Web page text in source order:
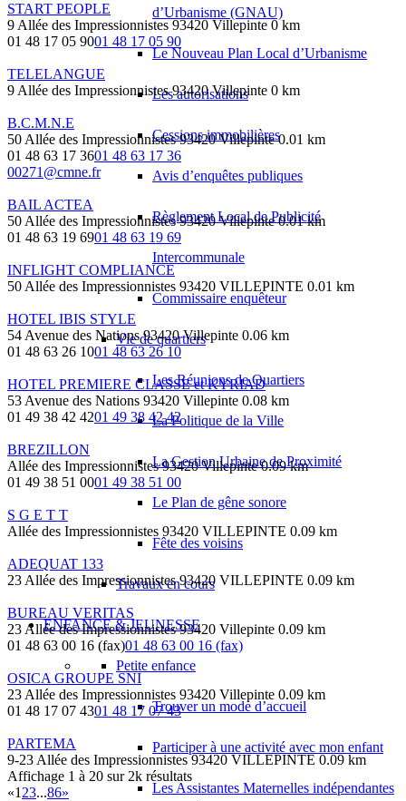
d’Urbanisme (GNAU)
Le Nouveau Plan Local d’Urbanisme
Les autorisations
Cessions immobilières
Avis d’enquêtes publiques
Règlement Local de Publicité
Intercommunale
Commissaire enquêteur
Vie de quartiers
Les Réunions de Quartiers
La Politique de la Ville
La Gestion Urbaine de Proximité
Le Plan de gêne sonore
Fête des voisins
Travaux en cours
ENFANCE & JEUNESSE
Petite enfance
Trouver un mode d’accueil
Participer à une activité avec mon enfant
Les Assistantes Maternelles indépendantes
START PEOPLE
9 Allée des Impressionnistes 93420 Villepinte 0 km
01 48 17 05 9001 48 17 05 90
TELELANGUE
9 Allée des Impressionnistes 93420 Villepinte 0 km
B.C.M.N.E
50 Allée des Impressionnistes 93420 Villepinte 0.01 km
01 48 63 17 3601 48 63 17 36
00271@cmne.fr
BAIL ACTEA
50 Allée des Impressionnistes 93420 Villepinte 0.01 km
01 48 63 19 6901 48 63 19 69
INFLIGHT COMPLIANCE
50 Allée des Impressionnistes 93420 VILLEPINTE 0.01 km
HOTEL IBIS STYLE
54 Avenue des Nations 93420 Villepinte 0.06 km
01 48 63 26 1001 48 63 26 10
HOTEL PREMIERE CLASSE et KYRIAD
53 Avenue des Nations 93420 Villepinte 0.08 km
01 49 38 42 4201 49 38 42 42
BREZILLON
Allée des Impressionnistes 93420 Villepinte 0.09 km
01 49 38 51 0001 49 38 51 00
S G E T T
Allée des Impressionnistes 93420 VILLEPINTE 0.09 km
ADEQUAT 133
23 Allée des Impressionnistes 93420 VILLEPINTE 0.09 km
BUREAU VERITAS
23 Allée des Impressionnistes 93420 Villepinte 0.09 km
01 48 63 00 16 (fax)01 48 63 00 16 (fax)
OSICA GROUPE SNI
23 Allée des Impressionnistes 93420 Villepinte 0.09 km
01 48 17 07 4301 48 17 07 43
PARTEMA
9-23 Allée des Impressionnistes 93420 VILLEPINTE 0.09 km
Affichage 1 à 20 sur 2k résultats
«1 23...86»